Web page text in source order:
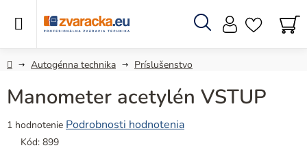
Hľadať
DomovAutogénna technika Príslušenstvo
Manometer acetylén VSTUP
Priemerné
hodnotenie
1 hodnotenie Podrobnosti hodnotenia
Kód: 899